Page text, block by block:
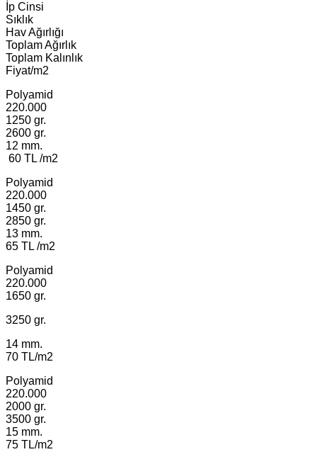
İp Cinsi
Sıklık
Hav Ağırlığı
Toplam Ağırlık
Toplam Kalınlık
Fiyat/m2
Polyamid
220.000
1250 gr.
2600 gr.
12 mm.
60 TL /m2
Polyamid
220.000
1450 gr.
2850 gr.
13 mm.
65 TL /m2
Polyamid
220.000
1650 gr.
3250 gr.
14 mm.
70 TL/m2
Polyamid
220.000
2000 gr.
3500 gr.
15 mm.
75 TL/m2